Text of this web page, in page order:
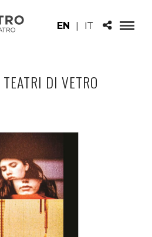
EN | IT
TEATRI DI VETRO